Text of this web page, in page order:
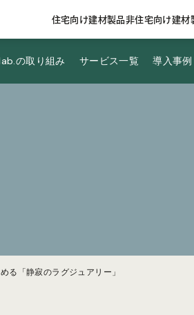
住宅向け建材​​製品非住宅向け建材​​
の取り組み サービス一覧 導入事例
る「静寂のラグジュアリー」